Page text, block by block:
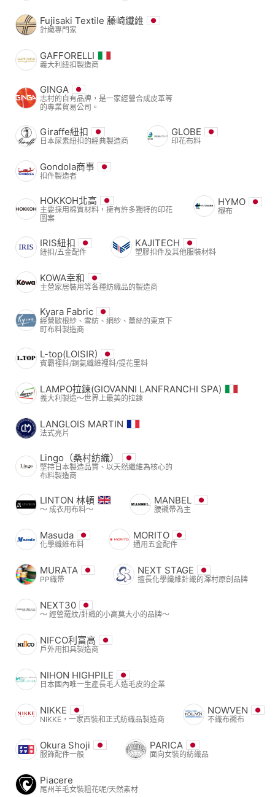
Fujisaki Textile 藤崎纖維
針織專門家
GAFFORELLI
義大利紐扣製造商
GINGA
志村的自有品牌，是一家經營合成皮革等
的專業貿易公司。
Giraffe紐扣
日本尿素紐扣的經典製造商
GLOBE
印花布料
Gondola商事
扣件製造者
HOKKOH北高
主要採用棉質材料，擁有許多獨特的印花
圖案
HYMO
襯布
IRIS紐扣
紐扣/五金配件
KAJITECH
塑膠扣件及其他服裝材料
KOWA幸和
主營家居裝用等各種紡織品的製造商
Kyara Fabric
經營歐根紗、雪紡、網紗、蕾絲的東京下
町布料製造商
L-top(LOISIR)
賓霸裡料/銅氨纖維裡料/提花里料
LAMPO拉鍊(GIOVANNI LANFRANCHI SPA)
義大利製造～世界上最美的拉鍊
LANGLOIS MARTIN
法式亮片
Lingo（桑村紡織）
堅持日本製造品質、以天然纖維為核心的
布料製造商
LINTON 林頓
〜 成衣用布料〜
MANBEL
腰襯帶為主
Masuda
化學纖維布料
MORITO
通用五金配件
MURATA
PP織帶
NEXT STAGE
擅長化學纖維針織的澤村原創品牌
NEXT30
〜 經營羅紋/針織的小高莫大小的品牌〜
NIFCO利富高
戶外用扣具製造商
NIHON HIGHPILE
日本國內唯一生產長毛人造毛皮的企業
NIKKE
NIKKE，一家西裝和正式紡織品製造商
NOWVEN
不織布襯布
Okura Shoji
服飾配件一般
PARICA
面向女裝的紡織品
Piacere
尾州羊毛女裝粗花呢/天然素材